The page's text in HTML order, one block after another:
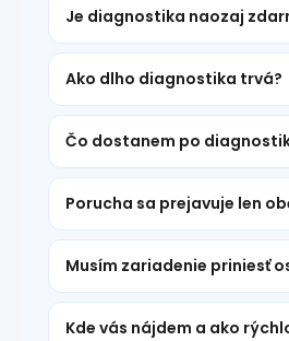
Je diagnostika naozaj
Ako dlho diagnostika trvá?
Čo dostanem po
Porucha sa prejavuje len
Musím zariadenie priniesť
Kde vás nájdem a ako